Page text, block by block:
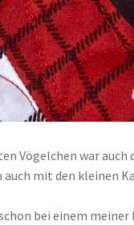
Vögelchen war
auch mit den kleinen
bei einem